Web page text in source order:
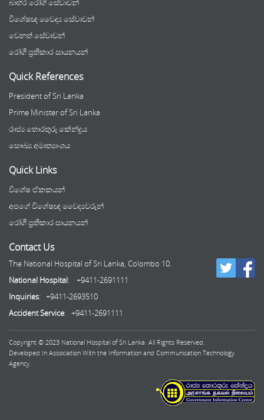
බාහිර රෝගී සේවාවන්
විශේෂඥ වෛද්‍ය සේවාවන්
වෙනත් සේවාවන්
රෝගී ප්‍රතිකාර සායනයන්
Quick References
President of Sri Lanka
Prime Minister of Sri Lanka
රාජ්‍ය තොරතුරු කේන්ද්‍රය
සෞඛ්‍ය අමාත්‍යාංශය
Quick Links
විශේෂ ඒකකයන්
අපගේ විශේෂඥ වෛද්‍යවරුන්
රෝගී ප්‍රතිකාර සායනයන්
Contact Us
The National Hospital of Sri Lanka, Colombo 10.
National Hospital: +9411-2691111
Inquiries: +9411-2693510
Accident Service: +9411-2691111
Copyright © 2023 National Hospital of Sri Lanka. All Rights Reserved.
Developed In Association With the Information and Communication Technology
Agency.